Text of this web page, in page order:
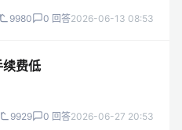
9980 0 回答2026-06-13 08:53
费低
9929 0 回答2026-06-27 20:53